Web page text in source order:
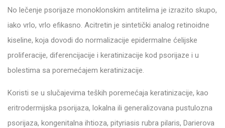
No lečenje psorijaze monoklonskim antitelima je izrazito skupo,
iako vrlo, vrlo efikasno. Acitretin je sintetički analog retinoidne
kiseline, koja dovodi do normalizacije epidermalne ćelijske
proliferacije, diferencijacije i keratinizacije kod psorijaze i u
bolestima sa poremećajem keratinizacije.
Koristi se u slučajevima teških poremećaja keratinizacije, kao
eritrodermijska psorijaza, lokalna ili generalizovana pustulozna
psorijaza, kongenitalna ihtioza, pityriasis rubra pilaris, Darierova